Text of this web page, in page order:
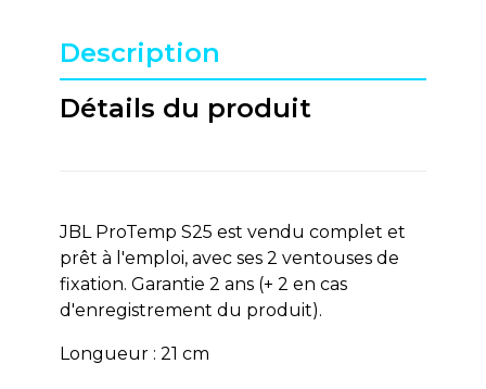
Description
Détails du produit
JBL ProTemp S25 est vendu complet et
prêt à l'emploi, avec ses 2 ventouses de
fixation. Garantie 2 ans (+ 2 en cas
d'enregistrement du produit).
Longueur : 21 cm